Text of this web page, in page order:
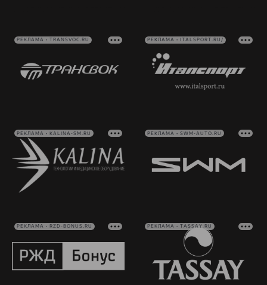
РЕКЛАМА • TRANSVOC.RU РЕКЛАМА • ITALSPORT.RU/
РЕКЛАМА • KALINA-SM.RU РЕКЛАМА • SWM-AUTO.RU
РЕКЛАМА • RZD-BONUS.RU РЕКЛАМА • TASSAY.RU